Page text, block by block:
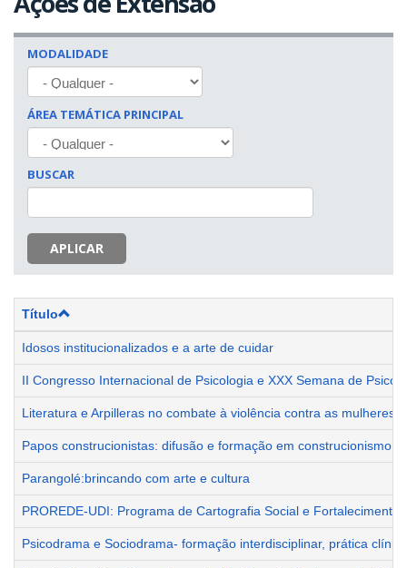
MODALIDADE
ÁREA TEMÁTICA PRINCIPAL
BUSCAR
APLICAR
Título
Idosos institucionalizados e a arte de cuidar
II Congresso Internacional de Psicologia e XXX Semana de
Literatura e Arpilleras no combate à violência contra as mulheres
Papos construcionistas: difusão e formação em construcionismo
Parangolé:brincando com arte e cultura
PROREDE-UDI: Programa de Cartografia Social e
Psicodrama e Sociodrama- formação interdisciplinar, prática